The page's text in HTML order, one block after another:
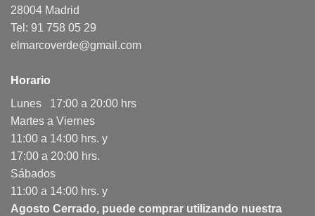
28004 Madrid
Tel: 91 758 05 29
elmarcoverde@gmail.com
Horario
Lunes 17:00 a 20:00 hrs
Martes a Viernes
11:00 a 14:00 hrs. y
17:00 a 20:00 hrs.
Sábados
11:00 a 14:00 hrs. y
Agosto Cerrado, puede comprar utilizando nuestra